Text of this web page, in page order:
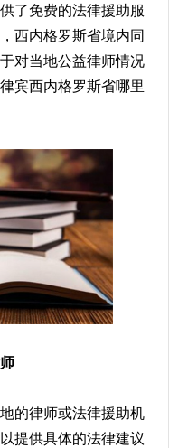
了免费的法律援助服
西内格罗斯省境内同
对当地公益律师情况
宾西内格罗斯省哪里
的律师或法律援助机
提供具体的法律建议